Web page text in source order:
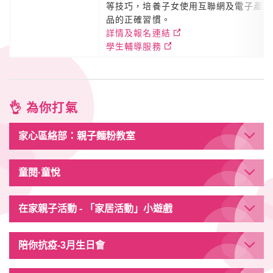
等技巧，培養子女使用互聯網及電子產
品的正確習慣。
詳情及報名連結
學生輔導服務
👌 為你打氣
家心區絡部：親子麵粉教室
童閱·童悅
在家親子活動 - 「家居活動」小遊戲
陪你抗疫-3月生日會